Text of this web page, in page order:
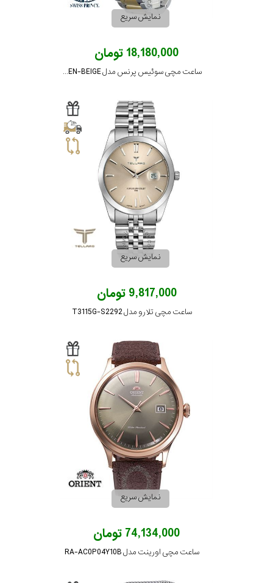
نمایش سریع
18,180,000 تومان
ساعت مچی سوئیس پرنس مدل 2002G-MEN-BEIGE
نمایش سریع
9,817,000 تومان
ساعت مچی تلارو مدل T3115G-S2292
نمایش سریع
74,134,000 تومان
ساعت مچی اورینت مدل RA-AC0P04Y10B